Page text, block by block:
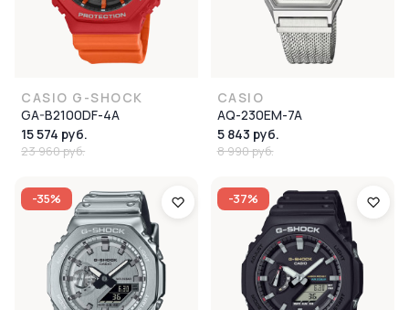
CASIO G-SHOCK
GA-B2100DF-4A
15 574 руб.
23 960 руб.
CASIO
AQ-230EM-7A
5 843 руб.
8 990 руб.
-35% -37%